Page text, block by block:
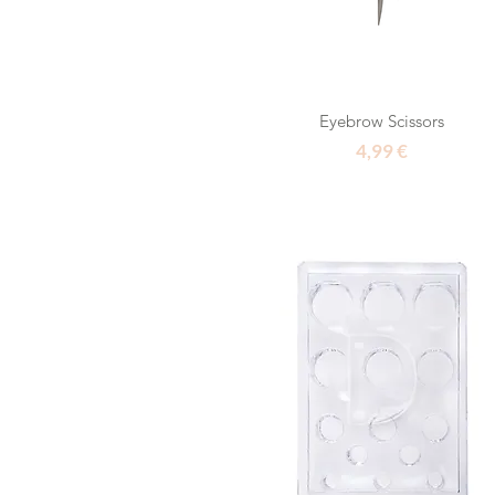
Eyebrow Scissors
Τιμή
4,99 €